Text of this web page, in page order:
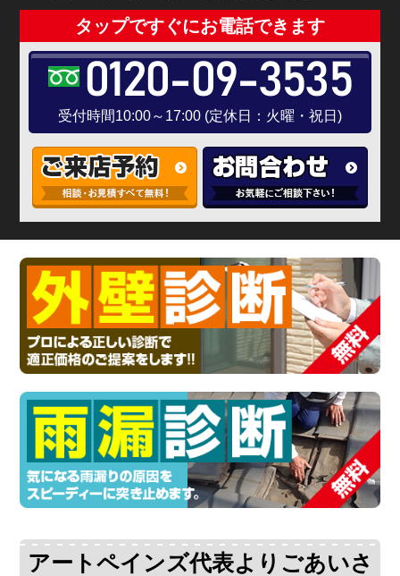
タップですぐにお電話できます
0120-09-3535
受付時間10:00～17:00 (定休日：火曜・祝日)
アートペインズ代表よりごあいさ